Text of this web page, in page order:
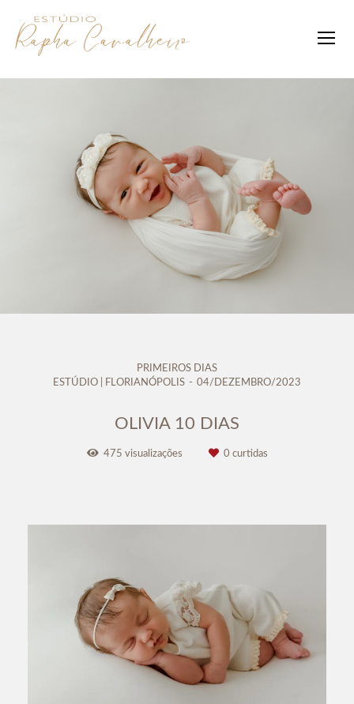
PRIMEIROS DIAS
ESTÚDIO | FLORIANÓPOLIS
04/DEZEMBRO/2023
OLIVIA 10 DIAS
475 visualizações 0 curtidas